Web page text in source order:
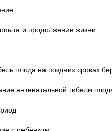
и продолжение жизни
плода на поздних сроках
антенатальной гибели